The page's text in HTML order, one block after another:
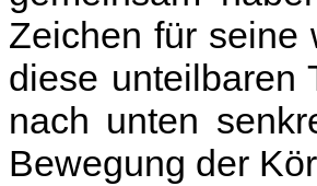
Zeichen für seine
diese unteilbaren
nach unten
Bewegung der